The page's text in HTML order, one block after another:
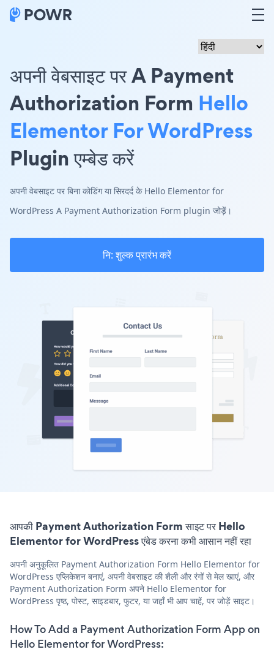
अपनी वेबसाइट पर A Payment
Authorization Form Hello
Elementor For WordPress
Plugin एम्बेड करें
अपनी वेबसाइट पर बिना कोडिंग या सिरदर्द के Hello Elementor for
WordPress A Payment Authorization Form plugin जोड़ें।
नि: शुल्क प्रारंभ करें
आपकी Payment Authorization Form साइट पर Hello
Elementor for WordPress एंबेड करना कभी आसान नहीं रहा
अपनी अनुकूलित Payment Authorization Form Hello Elementor for
WordPress एप्लिकेशन बनाएं, अपनी वेबसाइट की शैली और रंगों से मेल खाएं, और
Payment Authorization Form अपने Hello Elementor for
WordPress पृष्ठ, पोस्ट, साइडबार, फुटर, या जहाँ भी आप चाहें, पर जोड़ें साइट।
How To Add a Payment Authorization Form App on
Hello Elementor for WordPress: